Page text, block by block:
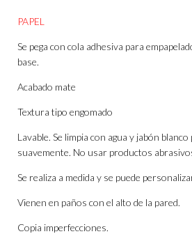
PAPEL
Se pega con cola adhesiva para
base.
Acabado mate
Textura tipo engomado
Lavable. Se limpia con agua y jabón
suavemente. No usar productos
Se realiza a medida y se puede
Vienen en paños con el alto de la pared.
Copia imperfecciones.